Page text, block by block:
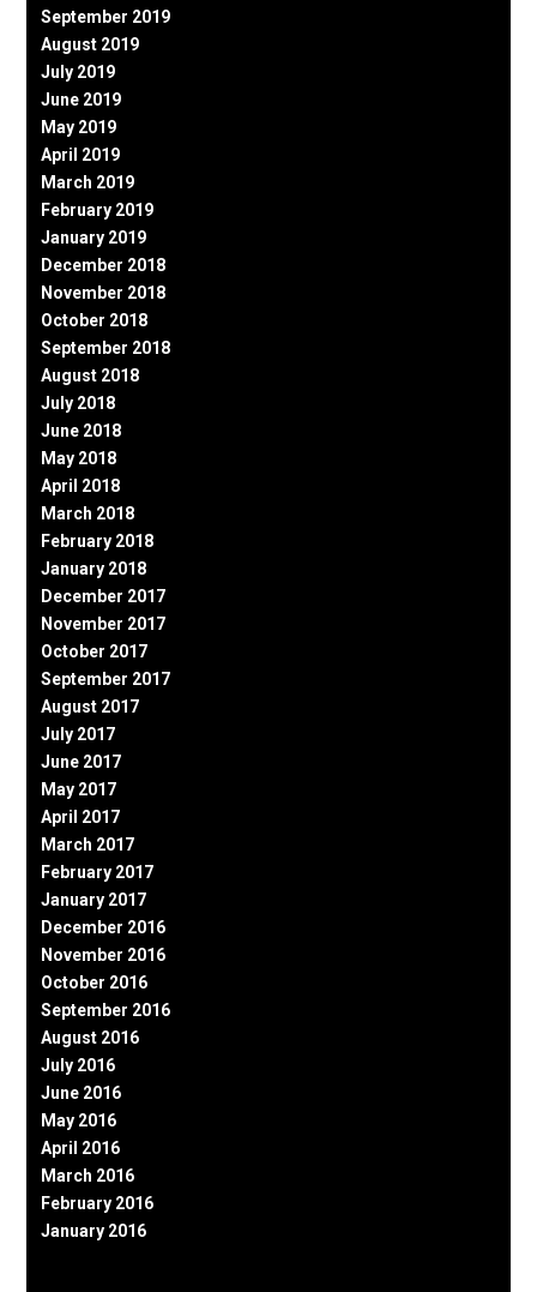
September 2019
August 2019
July 2019
June 2019
May 2019
April 2019
March 2019
February 2019
January 2019
December 2018
November 2018
October 2018
September 2018
August 2018
July 2018
June 2018
May 2018
April 2018
March 2018
February 2018
January 2018
December 2017
November 2017
October 2017
September 2017
August 2017
July 2017
June 2017
May 2017
April 2017
March 2017
February 2017
January 2017
December 2016
November 2016
October 2016
September 2016
August 2016
July 2016
June 2016
May 2016
April 2016
March 2016
February 2016
January 2016